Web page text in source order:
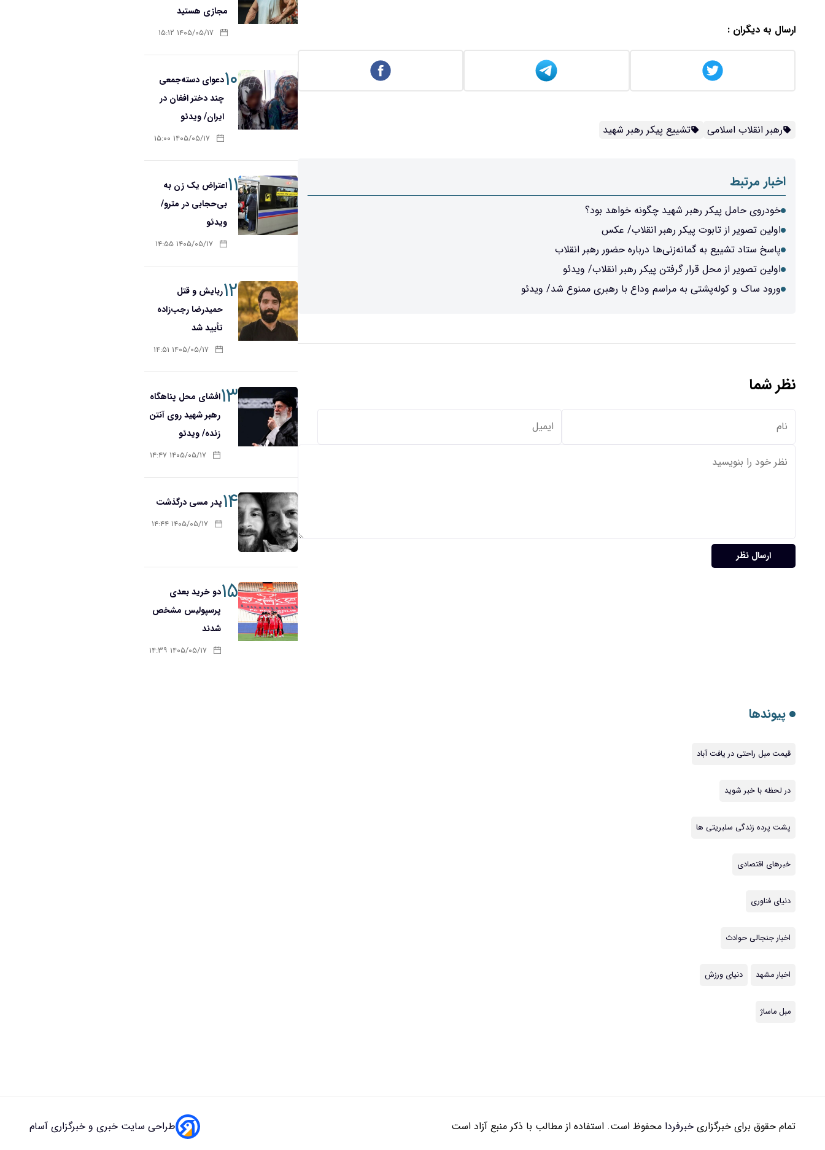
ارسال به دیگران :
رهبر انقلاب اسلامی تشییع پیکر رهبر شهید
اخبار مرتبط
خودروی حامل پیکر رهبر شهید چگونه خواهد بود؟
اولین تصویر از تابوت پیکر رهبر انقلاب/ عکس
پاسخ ستاد تشییع به گمانه‌زنی‌ها درباره حضور رهبر انقلاب
اولین تصویر از محل قرار گرفتن پیکر رهبر انقلاب/ ویدئو
ورود ساک و کوله‌پشتی به مراسم وداع با رهبری ممنوع شد/ ویدئو
نظر شما
ارسال نظر
مجازی هستید
۱۴۰۵/۰۵/۱۷ ۱۵:۱۲
۱۰دعوای دسته‌جمعی
چند دختر افغان در
ایران/ ویدئو
۱۴۰۵/۰۵/۱۷ ۱۵:۰۰
۱۱اعتراض یک زن به
بی‌حجابی در مترو/
ویدئو
۱۴۰۵/۰۵/۱۷ ۱۴:۵۵
۱۲ربایش و قتل
حمیدرضا رجب‌زاده
تأیید شد
۱۴۰۵/۰۵/۱۷ ۱۴:۵۱
۱۳افشای محل پناهگاه‌
رهبر شهید روی آنتن
زنده/ ویدئو
۱۴۰۵/۰۵/۱۷ ۱۴:۴۷
۱۴پدر مسی درگذشت
۱۴۰۵/۰۵/۱۷ ۱۴:۴۴
۱۵دو خرید بعدی
پرسپولیس مشخص
شدند
۱۴۰۵/۰۵/۱۷ ۱۴:۳۹
پیوندها
قیمت مبل راحتی در یافت آباد
در لحظه با خبر شوید
پشت پرده زندگی سلبریتی ها
خبرهای اقتصادی
دنیای فناوری
اخبار جنجالی حوادث
اخبار مشهد دنیای ورزش
مبل ماساژ
تمام حقوق برای خبرگزاری خبرفردا محفوظ است. استفاده از مطالب با ذکر منبع آزاد است طراحی سایت خبری و خبرگزاری آسام